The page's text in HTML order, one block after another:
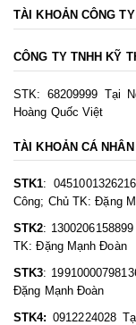
TÀI KHOẢN CÔNG TY
CÔNG TY TNHH KỸ
STK: 68209999 Tại
Hoàng Quốc Việt
TÀI KHOẢN CÁ NHÂN
STK1:
Công; Chủ TK: Đặng
STK2:
TK: Đặng Mạnh Đoàn
STK3:
Đặng Mạnh Đoàn
STK4:0912224028